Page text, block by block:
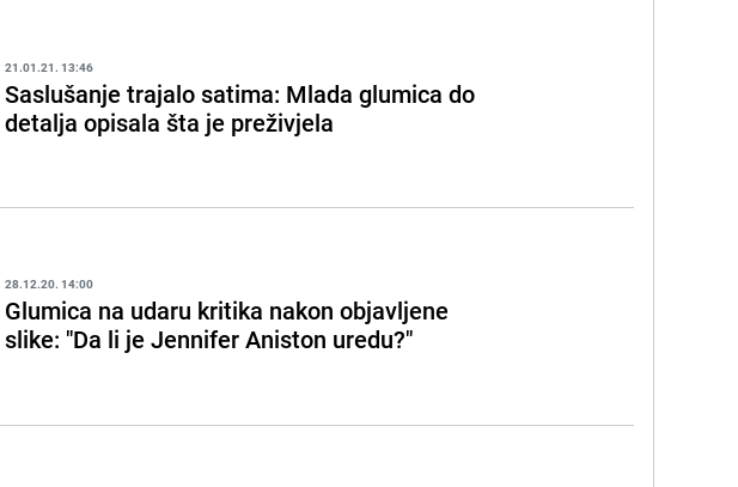
21.01.21. 13:46
Saslušanje trajalo satima: Mlada glumica do
detalja opisala šta je preživjela
28.12.20. 14:00
Glumica na udaru kritika nakon objavljene
slike: "Da li je Jennifer Aniston uredu?"